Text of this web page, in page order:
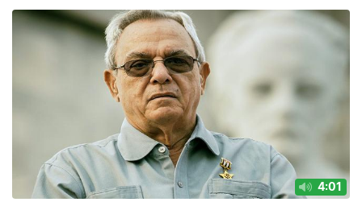
4:01